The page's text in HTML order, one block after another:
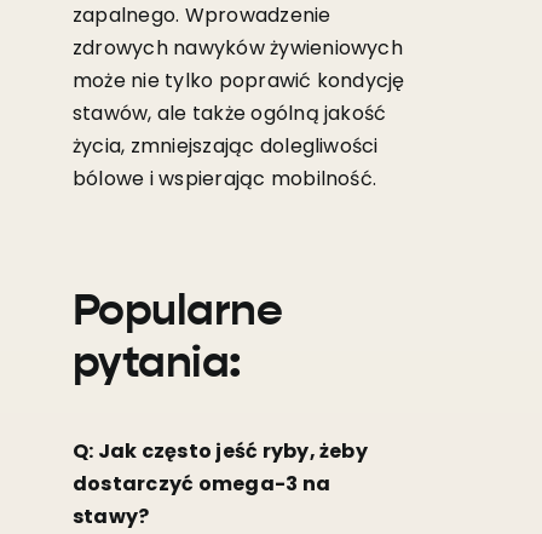
zapalnego. Wprowadzenie
zdrowych nawyków żywieniowych
może nie tylko poprawić kondycję
stawów, ale także ogólną jakość
życia, zmniejszając dolegliwości
bólowe i wspierając mobilność.
Popularne
pytania:
Q: Jak często jeść ryby, żeby
dostarczyć omega-3 na
stawy?